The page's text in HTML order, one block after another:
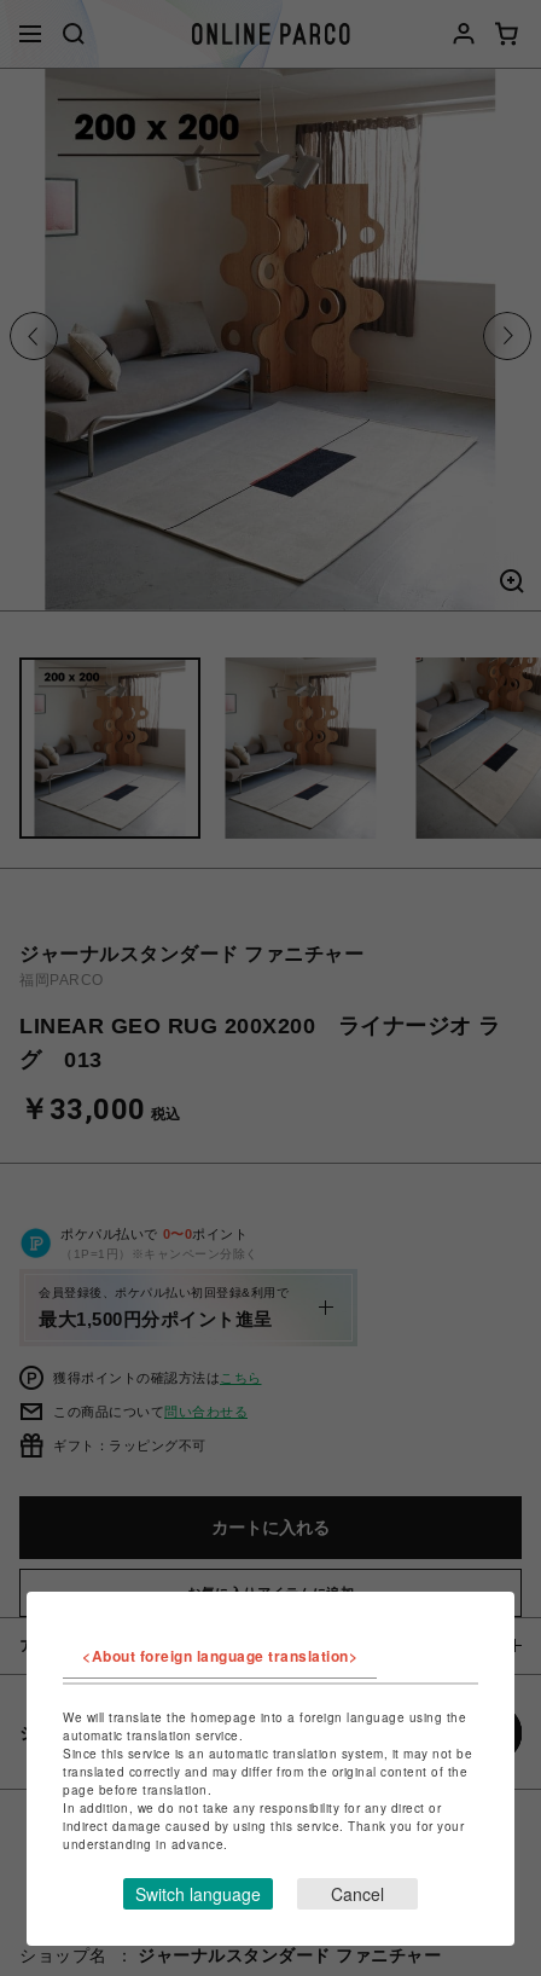
ジャーナルスタンダード ファニチャー
福岡PARCO
LINEAR GEO RUG 200X200 ライナージオ ラ
グ 013
￥33,000 税込
ポケパル払いで 0〜0ポイント
（1P=1円）※キャンペーン分除く
会員登録後、ポケパル払い初回登録&利用で
最大1,500円分ポイント進呈
獲得ポイントの確認方法は こちら
この商品について問い合わせる
ギフト：ラッピング不可
カートに入れる
お気に入りアイテムに追加
アイテム説明 / 素材
シェアする
ショップ名
ジャーナルスタンダード ファニチャー
<About foreign language translation>
We will translate the homepage into a foreign language using the
automatic translation service.
Since this service is an automatic translation system, it may not be
translated correctly and may differ from the original content of the
page before translation.
In addition, we do not take any responsibility for any direct or
indirect damage caused by using this service. Thank you for your
understanding in advance.
Switch language Cancel